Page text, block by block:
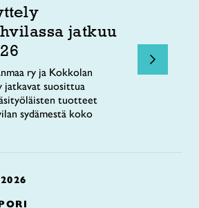
jatkuu
ry ja Kokkolan
jatkavat suosittua
tuotteet
sydämestä koko